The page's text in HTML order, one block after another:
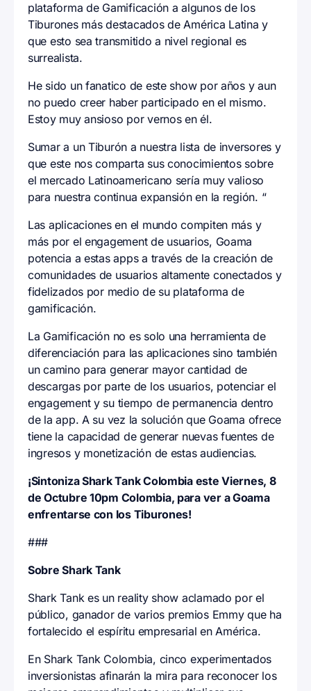
plataforma de Gamificación a algunos de los
Tiburones más destacados de América Latina y
que esto sea transmitido a nivel regional es
surrealista.
He sido un fanatico de este show por años y aun
no puedo creer haber participado en el mismo.
Estoy muy ansioso por vernos en él.
Sumar a un Tiburón a nuestra lista de inversores y
que este nos comparta sus conocimientos sobre
el mercado Latinoamericano sería muy valioso
para nuestra continua expansión en la región. “
Las aplicaciones en el mundo compiten más y
más por el engagement de usuarios, Goama
potencia a estas apps a través de la creación de
comunidades de usuarios altamente conectados y
fidelizados por medio de su plataforma de
gamificación.
La Gamificación no es solo una herramienta de
diferenciación para las aplicaciones sino también
un camino para generar mayor cantidad de
descargas por parte de los usuarios, potenciar el
engagement y su tiempo de permanencia dentro
de la app. A su vez la solución que Goama ofrece
tiene la capacidad de generar nuevas fuentes de
ingresos y monetización de estas audiencias.
¡Sintoniza Shark Tank Colombia este Viernes, 8
de Octubre 10pm Colombia, para ver a Goama
enfrentarse con los Tiburones!
###
Sobre Shark Tank
Shark Tank es un reality show aclamado por el
público, ganador de varios premios Emmy que ha
fortalecido el espíritu empresarial en América.
En Shark Tank Colombia, cinco experimentados
inversionistas afinarán la mira para reconocer los